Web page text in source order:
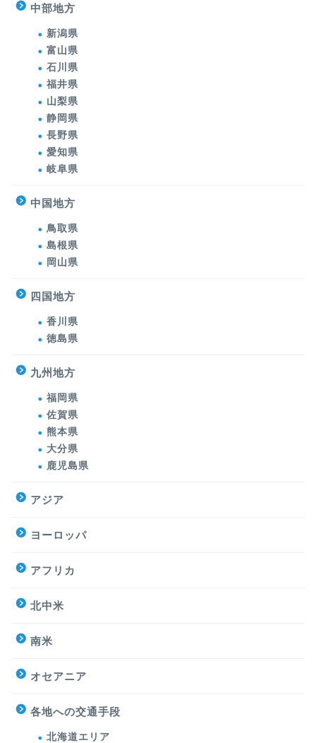
中部地方
新潟県
富山県
石川県
福井県
山梨県
静岡県
長野県
愛知県
岐阜県
中国地方
鳥取県
島根県
岡山県
四国地方
香川県
徳島県
九州地方
福岡県
佐賀県
熊本県
大分県
鹿児島県
アジア
ヨーロッパ
アフリカ
北中米
南米
オセアニア
各地への交通手段
北海道エリア